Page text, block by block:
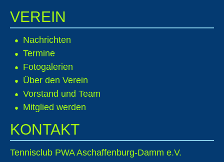
VEREIN
Nachrichten
Termine
Fotogalerien
Über den Verein
Vorstand und Team
Mitglied werden
KONTAKT
Tennisclub PWA Aschaffenburg-Damm e.V.